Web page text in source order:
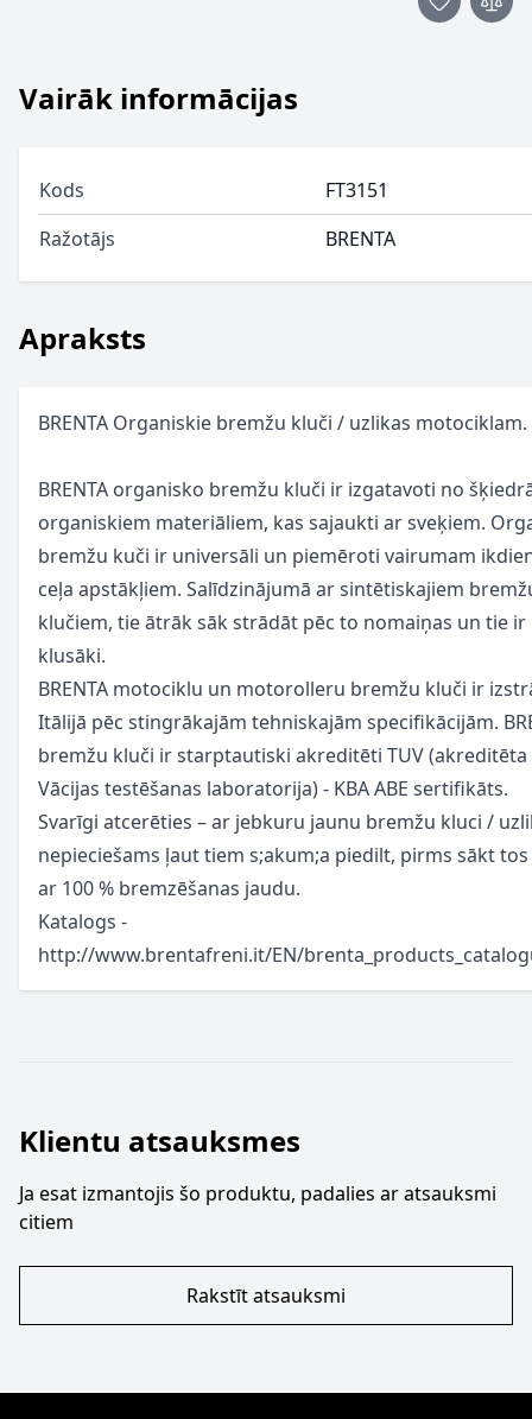
Apraksts
BRENTA Organiskie bremžu kluči / uzlikas motociklam.
BRENTA organisko bremžu kluči ir izgatavoti no
organiskiem materiāliem, kas sajaukti ar sveķiem.
bremžu kuči ir universāli un piemēroti vairumam
ceļa apstākļiem. Salīdzinājumā ar sintētiskajiem
klučiem, tie ātrāk sāk strādāt pēc to nomaiņas un tie ir
klusāki.
BRENTA motociklu un motorolleru bremžu kluči ir
Itālijā pēc stingrākajām tehniskajām specifikācijām.
bremžu kluči ir starptautiski akreditēti TUV (akreditēta
Vācijas testēšanas laboratorija) - KBA ABE sertifikāts.
Svarīgi atcerēties – ar jebkuru jaunu bremžu kluci /
nepieciešams ļaut tiem s;akum;a piedilt, pirms sākt
ar 100 % bremzēšanas jaudu.
Katalogs -
http://www.brentafreni.it/EN/
Vairāk informācijas
Kods
FT3151
Ražotājs
BRENTA
Klientu atsauksmes
Ja esat izmantojis šo produktu, padalies ar atsauksmi
citiem
Rakstīt atsauksmi